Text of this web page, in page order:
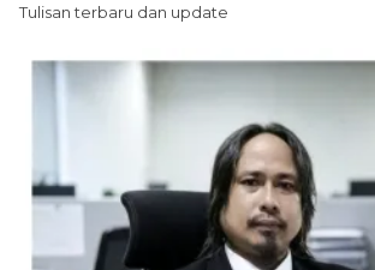
Tulisan terbaru dan update